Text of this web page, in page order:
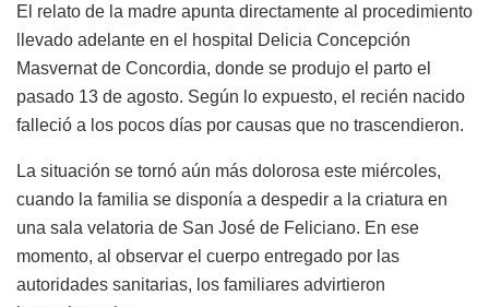
El relato de la madre apunta directamente al procedimiento
llevado adelante en el hospital Delicia Concepción
Masvernat de Concordia, donde se produjo el parto el
pasado 13 de agosto. Según lo expuesto, el recién nacido
falleció a los pocos días por causas que no trascendieron.
La situación se tornó aún más dolorosa este miércoles,
cuando la familia se disponía a despedir a la criatura en
una sala velatoria de San José de Feliciano. En ese
momento, al observar el cuerpo entregado por las
autoridades sanitarias, los familiares advirtieron